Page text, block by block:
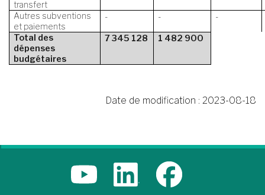
transfert
Autres subventions
et paiements
- -
-
Total des
dépenses
budgétaires
7 345 128 1 482 900
Date de modification : 2023-08-18